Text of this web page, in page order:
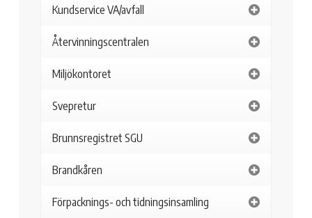
Kundservice VA/avfall
Återvinningscentralen
Miljökontoret
Svepretur
Brunnsregistret SGU
Brandkåren
Förpacknings- och tidningsinsamling